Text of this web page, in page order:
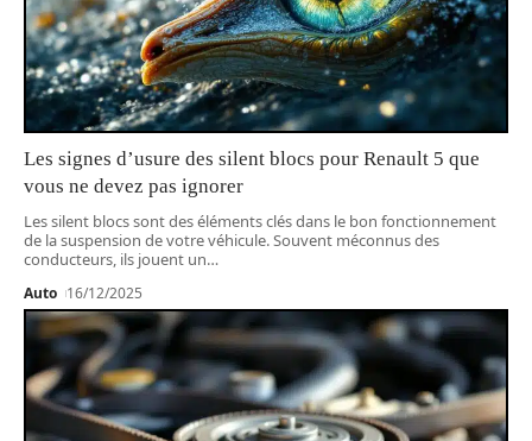
Les signes d’usure des silent blocs pour Renault 5 que
vous ne devez pas ignorer
Les silent blocs sont des éléments clés dans le bon fonctionnement
de la suspension de votre véhicule. Souvent méconnus des
conducteurs, ils jouent un…
Auto 16/12/2025